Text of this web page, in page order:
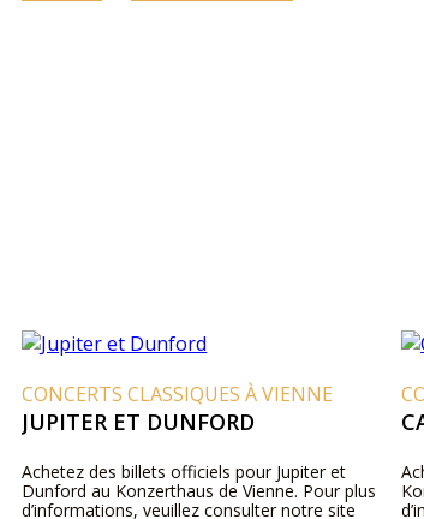
CONCERTS CLASSIQUES À VIENNE
JUPITER ET DUNFORD
Achetez des billets officiels pour Jupiter et
Dunford au Konzerthaus de Vienne. Pour plus
d’informations, veuillez consulter notre site